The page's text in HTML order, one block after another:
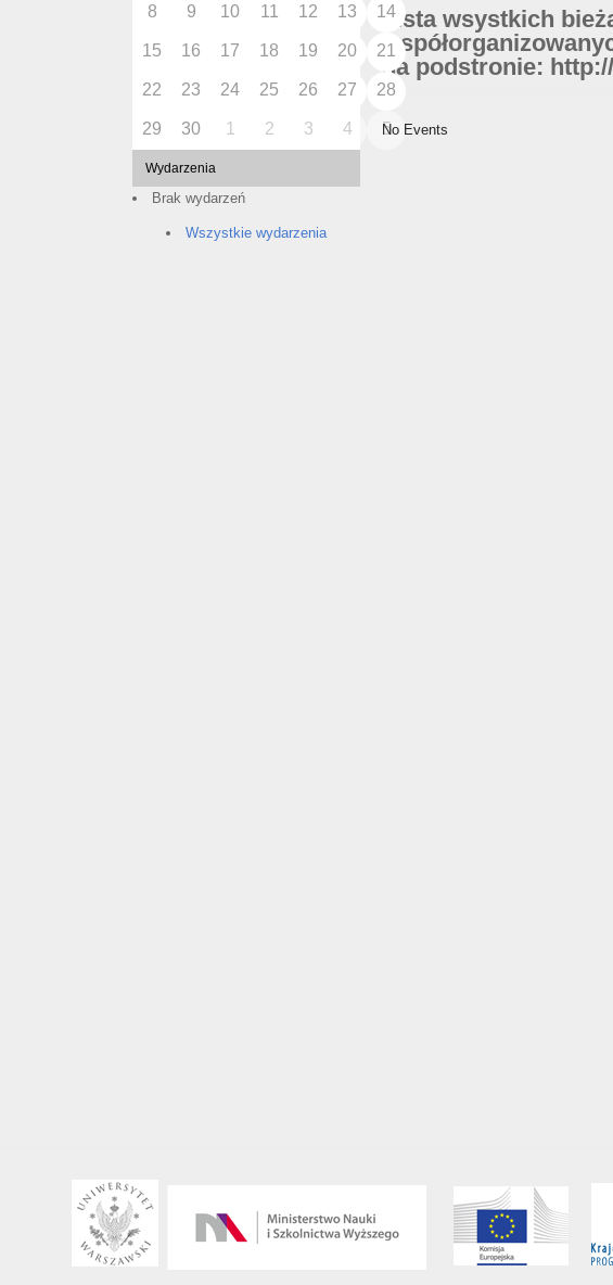
8 9 10 11 12 13 14
15 16 17 18 19 20 21
22 23 24 25 26 27 28
29 30 1 2 3 4 5
Wydarzenia
Brak wydarzeń
Wszystkie wydarzenia
Lista wsystkich
na podstronie:
No Events